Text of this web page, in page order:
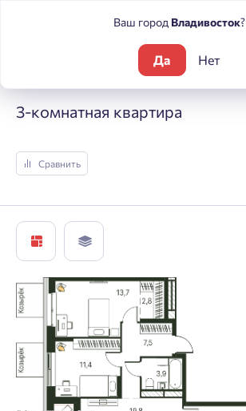
Погода
3-комнатная квартира
Сравнить
Ваш город Владивосток?
Да Нет